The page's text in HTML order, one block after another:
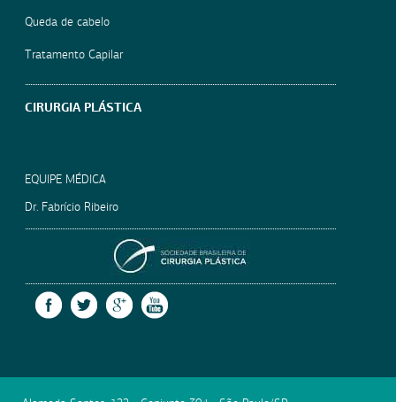
Queda de cabelo
Tratamento Capilar
CIRURGIA PLÁSTICA
EQUIPE MÉDICA
Dr. Fabrício Ribeiro
FACEBOOKTWITTERGOOGLE +